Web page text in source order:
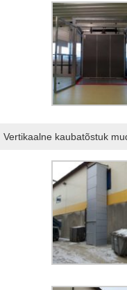
Vertikaalne kaubatõstuk